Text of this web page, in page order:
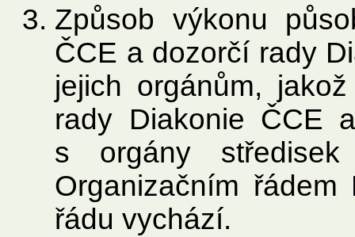
Způsob výkonu
ČCE a dozorčí rady
jejich orgánům,
rady Diakonie ČCE
s orgány
Organizačním
řádu vychází.